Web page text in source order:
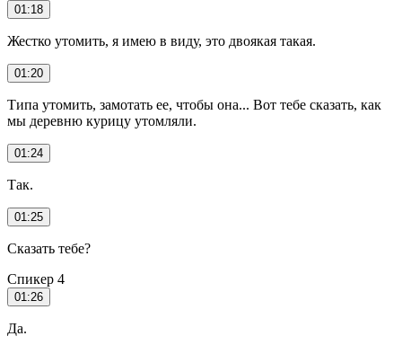
01:18
Жестко утомить, я имею в виду, это двоякая такая.
01:20
Типа утомить, замотать ее, чтобы она... Вот тебе сказать, как
мы деревню курицу утомляли.
01:24
Так.
01:25
Сказать тебе?
Спикер 4
01:26
Да.